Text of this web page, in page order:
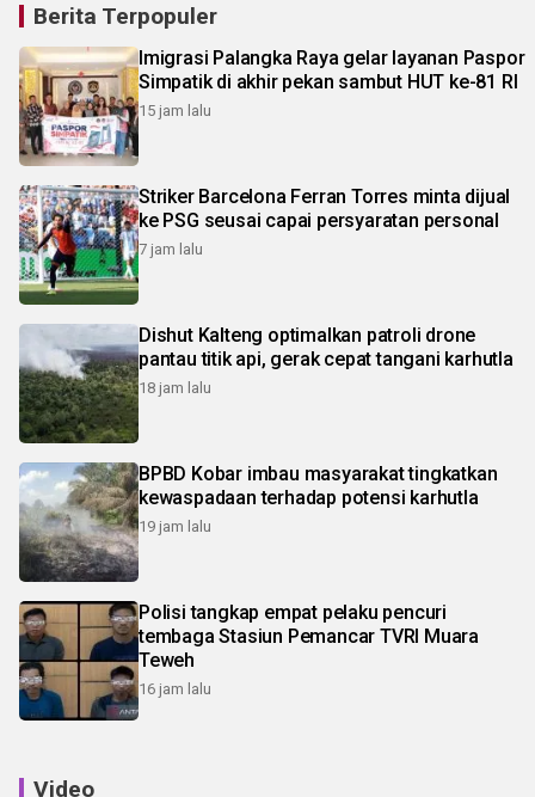
Berita Terpopuler
Imigrasi Palangka Raya gelar layanan Paspor
Simpatik di akhir pekan sambut HUT ke-81 RI
15 jam lalu
Striker Barcelona Ferran Torres minta dijual
ke PSG seusai capai persyaratan personal
7 jam lalu
Dishut Kalteng optimalkan patroli drone
pantau titik api, gerak cepat tangani karhutla
18 jam lalu
BPBD Kobar imbau masyarakat tingkatkan
kewaspadaan terhadap potensi karhutla
19 jam lalu
Polisi tangkap empat pelaku pencuri
tembaga Stasiun Pemancar TVRI Muara
Teweh
16 jam lalu
Video